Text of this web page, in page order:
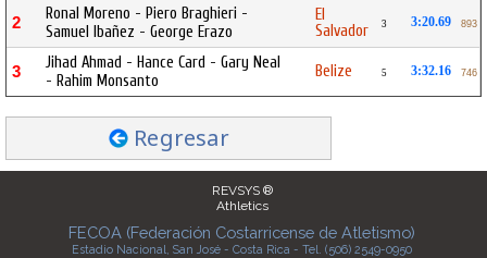
2
Ronal Moreno - Piero Braghieri -
Samuel Ibañez - George Erazo
El
Salvador
3 3:20.69 893
3
Jihad Ahmad - Hance Card - Gary Neal
- Rahim Monsanto
Belize 5 3:32.16 746
Regresar
REVSYS ®
Athletics
FECOA (Federación Costarricense de Atletismo)
Estadio Nacional, San José - Costa Rica - Tel. (506) 2549-0950